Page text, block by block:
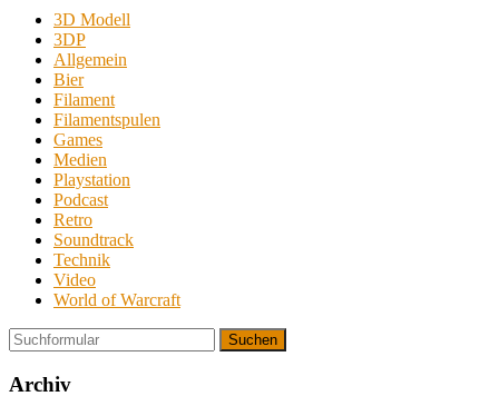
3D Modell
3DP
Allgemein
Bier
Filament
Filamentspulen
Games
Medien
Playstation
Podcast
Retro
Soundtrack
Technik
Video
World of Warcraft
Suchen
Archiv